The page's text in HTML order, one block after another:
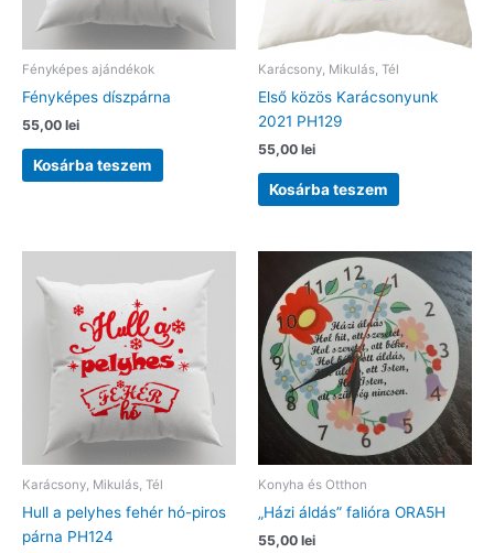
Fényképes ajándékok
Fényképes díszpárna
55,00 lei
Kosárba teszem
Karácsony, Mikulás, Tél
Első közös Karácsonyunk
2021 PH129
55,00 lei
Kosárba teszem
Karácsony, Mikulás, Tél
Hull a pelyhes fehér hó-piros
párna PH124
Konyha és Otthon
„Házi áldás” falióra ORA5H
55,00 lei